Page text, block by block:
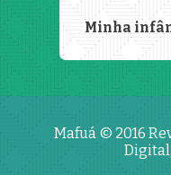
Minha
Mafuá © 2016